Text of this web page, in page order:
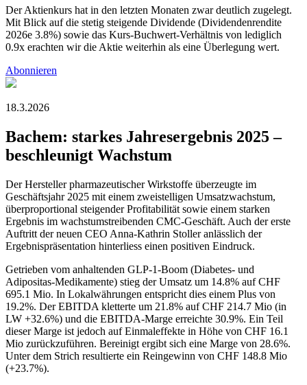
Der Aktienkurs hat in den letzten Monaten zwar deutlich zugelegt.
Mit Blick auf die stetig steigende Dividende (Dividendenrendite
2026e 3.8%) sowie das Kurs-Buchwert-Verhältnis von lediglich
0.9x erachten wir die Aktie weiterhin als eine Überlegung wert.
Abonnieren
18.3.2026
Bachem: starkes Jahresergebnis 2025 –
beschleunigt Wachstum
Der Hersteller pharmazeutischer Wirkstoffe überzeugte im
Geschäftsjahr 2025 mit einem zweistelligen Umsatzwachstum,
überproportional steigender Profitabilität sowie einem starken
Ergebnis im wachstumstreibenden CMC-Geschäft. Auch der erste
Auftritt der neuen CEO Anna-Kathrin Stoller anlässlich der
Ergebnispräsentation hinterliess einen positiven Eindruck.
Getrieben vom anhaltenden GLP-1-Boom (Diabetes- und
Adipositas-Medikamente) stieg der Umsatz um 14.8% auf CHF
695.1 Mio. In Lokalwährungen entspricht dies einem Plus von
19.2%. Der EBITDA kletterte um 21.8% auf CHF 214.7 Mio (in
LW +32.6%) und die EBITDA-Marge erreichte 30.9%. Ein Teil
dieser Marge ist jedoch auf Einmaleffekte in Höhe von CHF 16.1
Mio zurückzuführen. Bereinigt ergibt sich eine Marge von 28.6%.
Unter dem Strich resultierte ein Reingewinn von CHF 148.8 Mio
(+23.7%).